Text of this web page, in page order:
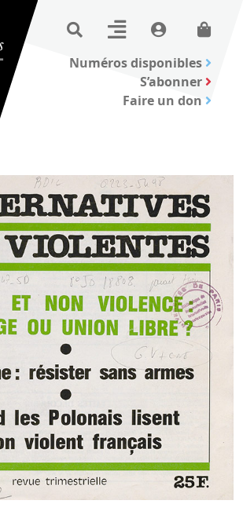
Numéros disponibles
S’abonner
Faire un don